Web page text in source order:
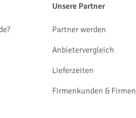
Unsere Partner
Partner werden
Anbietervergleich
Lieferzeiten
Firmenkunden &